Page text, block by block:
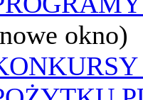
okno)